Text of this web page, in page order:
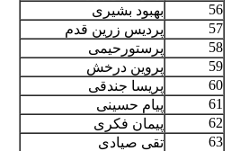
56
بهبود بشیری
57
پردیس زرین قدم
58
پرستورحیمی
59
پروین درخش
60
پریسا جندقی
61
پیام حسینی
62
پیمان فکری
63
تقی صیادی